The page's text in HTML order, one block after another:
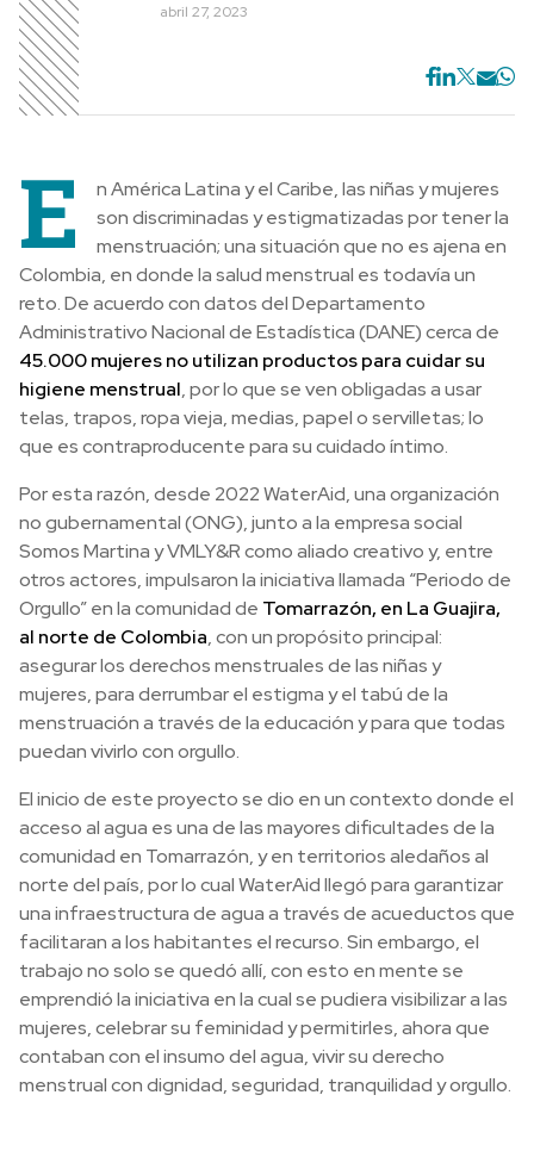
abril 27, 2023
E
n América Latina y el Caribe, las niñas y mujeres
son discriminadas y estigmatizadas por tener la
menstruación; una situación que no es ajena en
Colombia, en donde la salud menstrual es todavía un
reto. De acuerdo con datos del Departamento
Administrativo Nacional de Estadística (DANE) cerca de
45.000 mujeres no utilizan productos para cuidar su
higiene menstrual, por lo que se ven obligadas a usar
telas, trapos, ropa vieja, medias, papel o servilletas; lo
que es contraproducente para su cuidado íntimo.
Por esta razón, desde 2022 WaterAid, una organización
no gubernamental (ONG), junto a la empresa social
Somos Martina y VMLY&R como aliado creativo y, entre
otros actores, impulsaron la iniciativa llamada “Periodo de
Orgullo” en la comunidad de Tomarrazón, en La Guajira,
al norte de Colombia, con un propósito principal:
asegurar los derechos menstruales de las niñas y
mujeres, para derrumbar el estigma y el tabú de la
menstruación a través de la educación y para que todas
puedan vivirlo con orgullo.
El inicio de este proyecto se dio en un contexto donde el
acceso al agua es una de las mayores dificultades de la
comunidad en Tomarrazón, y en territorios aledaños al
norte del país, por lo cual WaterAid llegó para garantizar
una infraestructura de agua a través de acueductos que
facilitaran a los habitantes el recurso. Sin embargo, el
trabajo no solo se quedó allí, con esto en mente se
emprendió la iniciativa en la cual se pudiera visibilizar a las
mujeres, celebrar su feminidad y permitirles, ahora que
contaban con el insumo del agua, vivir su derecho
menstrual con dignidad, seguridad, tranquilidad y orgullo.